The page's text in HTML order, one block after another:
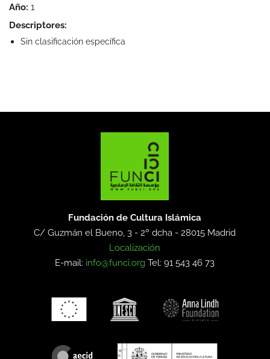
Año: 1
Descriptores:
Sin clasificación específica
Fundación de Cultura Islámica
C/ Guzmán el Bueno, 3 - 2º dcha -28015 Madrid
Localización
E-mail: info@funci.org Tel: 91 543 46 73